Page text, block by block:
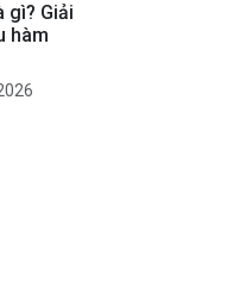
gì? Giải
hàm